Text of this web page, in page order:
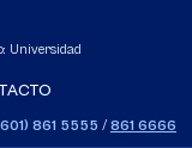
Universidad
861 5555 / 861 6666